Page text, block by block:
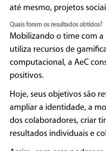
até mesmo, projetos
Quais foram os resultados obtidos?
Mobilizando o time com
utiliza recursos de
computacional, a AeC
positivos.
Hoje, seus objetivos são
ampliar a identidade, a
dos colaboradores, criar
resultados individuais e